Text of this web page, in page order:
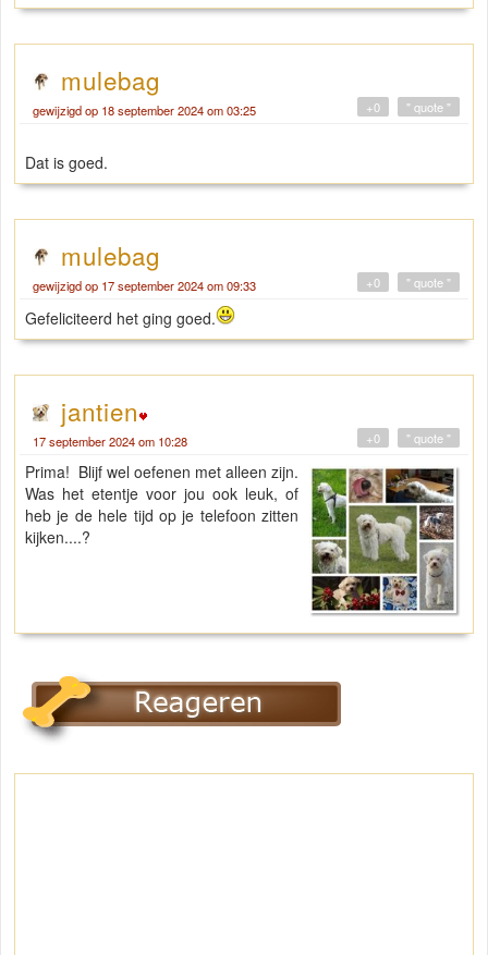
mulebag
gewijzigd op 18 september 2024 om 03:25 " quote "
+0
Dat is goed.
mulebag
gewijzigd op 17 september 2024 om 09:33 " quote "
+0
Gefeliciteerd het ging goed.
jantien
17 september 2024 om 10:28 " quote "
+0
Prima! Blijf wel oefenen met alleen zijn.
Was het etentje voor jou ook leuk, of
heb je de hele tijd op je telefoon zitten
kijken....?